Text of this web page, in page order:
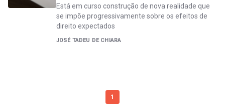
Está em curso construção de nova realidade que
se impõe progressivamente sobre os efeitos de
direito expectados
JOSÉ TADEU DE CHIARA
1